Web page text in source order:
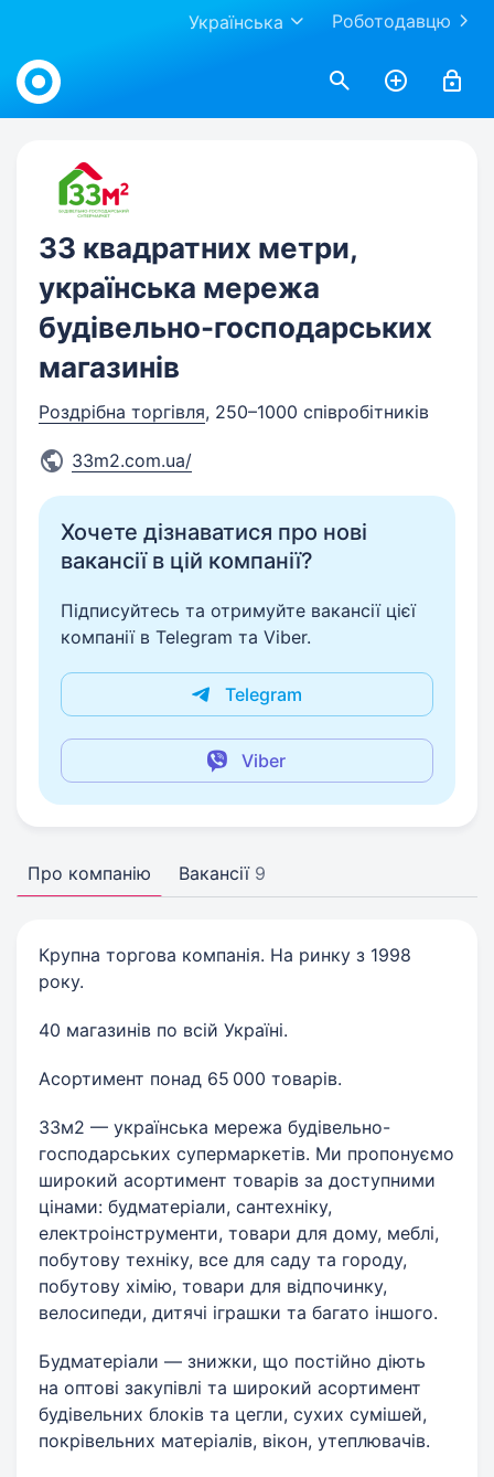
Роботодавцю
Українська
Work.ua
33 квадратних метри,
українська мережа
будівельно-господарських
магазинів
Роздрібна торгівля, 250–1000 співробітників
33m2.com.ua/
Хочете дізнаватися про нові
вакансії в цій компанії?
Підписуйтесь та отримуйте вакансії цієї
компанії в Telegram та Viber.
Telegram
Viber
Про компанію Вакансії 9
Крупна торгова компанія. На ринку з 1998
року.
40 магазинів по всій Україні.
Асортимент понад 65 000 товарів.
33м2 — українська мережа будівельно-
господарських супермаркетів. Ми пропонуємо
широкий асортимент товарів за доступними
цінами: будматеріали, сантехніку,
електроінструменти, товари для дому, меблі,
побутову техніку, все для саду та городу,
побутову хімію, товари для відпочинку,
велосипеди, дитячі іграшки та багато іншого.
Будматеріали — знижки, що постійно діють
на оптові закупівлі та широкий асортимент
будівельних блоків та цегли, сухих сумішей,
покрівельних матеріалів, вікон, утеплювачів.